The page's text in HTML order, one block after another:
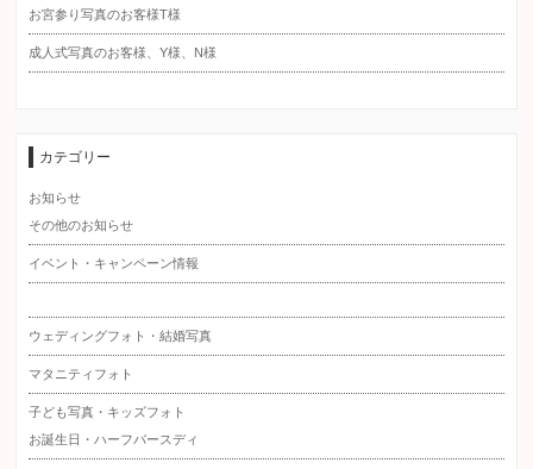
お宮参り写真のお客様T様
成人式写真のお客様、Y様、N様
カテゴリー
お知らせ
その他のお知らせ
イベント・キャンペーン情報
ウェディングフォト・結婚写真
マタニティフォト
子ども写真・キッズフォト
お誕生日・ハーフバースディ